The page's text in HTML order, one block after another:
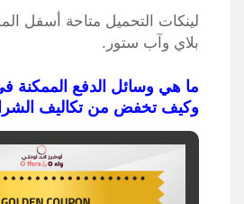
لينكات التحميل متاحة أسفل
بلاي وآب ستور.
ما هي وسائل الدفع الممكنة
وكيف تخفض من تكاليف